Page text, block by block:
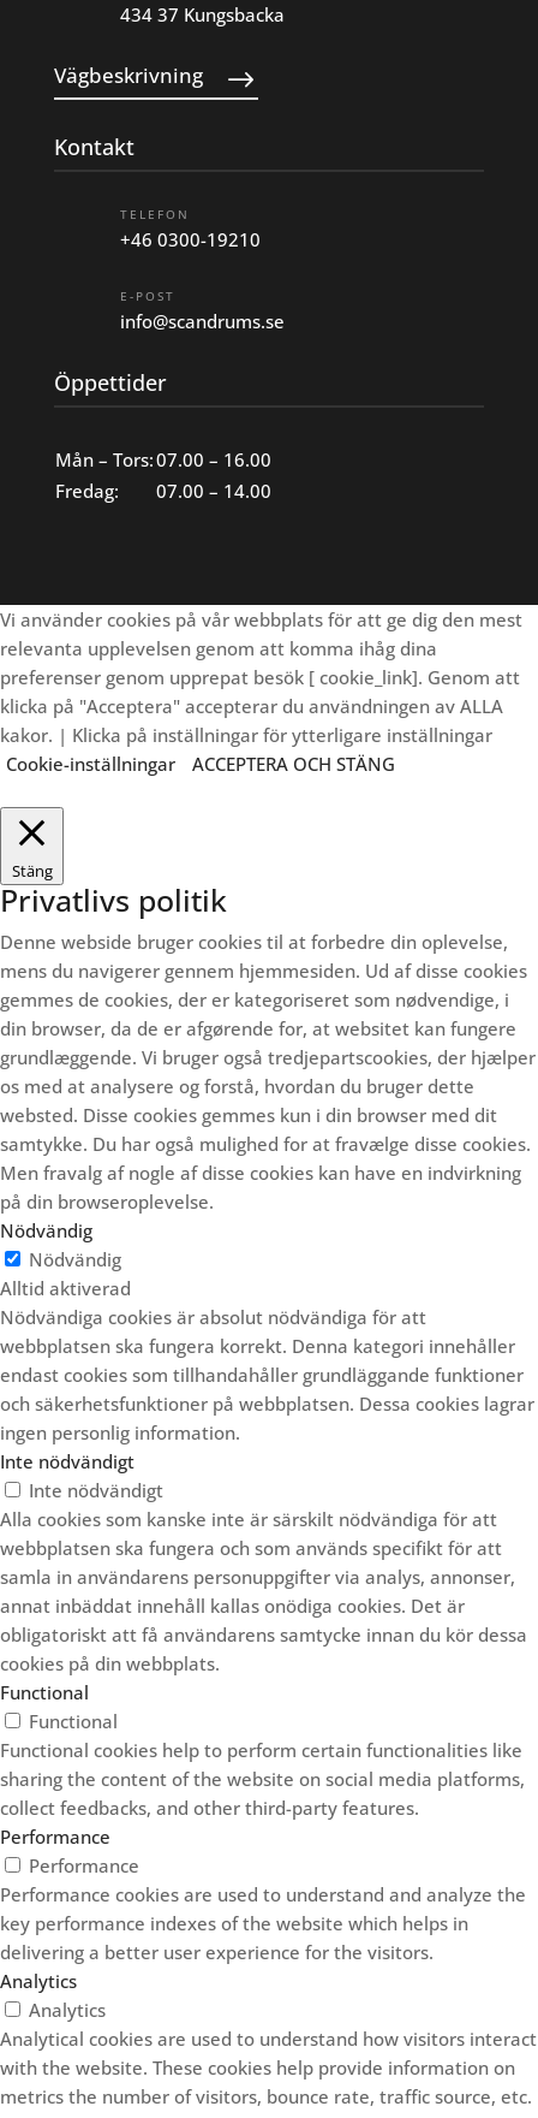
434 37 Kungsbacka
Vägbeskrivning
Kontakt
TELEFON
+46 0300-19210
E-POST
info@scandrums.se
Öppettider
Mån – Tors:07.00 – 16.00
Fredag:
07.00 – 14.00
Vi använder cookies på vår webbplats för att ge dig den mest
relevanta upplevelsen genom att komma ihåg dina
preferenser genom upprepat besök [ cookie_link]. Genom att
klicka på "Acceptera" accepterar du användningen av ALLA
kakor. | Klicka på inställningar för ytterligare inställningar
Cookie-inställningar
ACCEPTERA OCH STÄNG
Stäng
Privatlivs politik
Denne webside bruger cookies til at forbedre din oplevelse,
mens du navigerer gennem hjemmesiden. Ud af disse cookies
gemmes de cookies, der er kategoriseret som nødvendige, i
din browser, da de er afgørende for, at websitet kan fungere
grundlæggende. Vi bruger også tredjepartscookies, der hjælper
os med at analysere og forstå, hvordan du bruger dette
websted. Disse cookies gemmes kun i din browser med dit
samtykke. Du har også mulighed for at fravælge disse cookies.
Men fravalg af nogle af disse cookies kan have en indvirkning
på din browseroplevelse.
Nödvändig
Nödvändig
Alltid aktiverad
Nödvändiga cookies är absolut nödvändiga för att
webbplatsen ska fungera korrekt. Denna kategori innehåller
endast cookies som tillhandahåller grundläggande funktioner
och säkerhetsfunktioner på webbplatsen. Dessa cookies lagrar
ingen personlig information.
Inte nödvändigt
Inte nödvändigt
Alla cookies som kanske inte är särskilt nödvändiga för att
webbplatsen ska fungera och som används specifikt för att
samla in användarens personuppgifter via analys, annonser,
annat inbäddat innehåll kallas onödiga cookies. Det är
obligatoriskt att få användarens samtycke innan du kör dessa
cookies på din webbplats.
Functional
Functional
Functional cookies help to perform certain functionalities like
sharing the content of the website on social media platforms,
collect feedbacks, and other third-party features.
Performance
Performance
Performance cookies are used to understand and analyze the
key performance indexes of the website which helps in
delivering a better user experience for the visitors.
Analytics
Analytics
Analytical cookies are used to understand how visitors interact
with the website. These cookies help provide information on
metrics the number of visitors, bounce rate, traffic source, etc.